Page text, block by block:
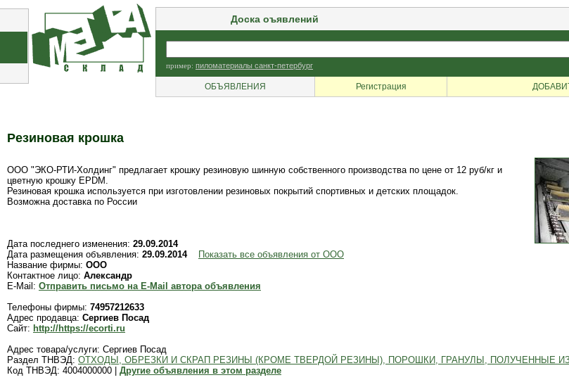
Доска оъявлений
пример: пиломатериалы санкт-петербург
ОБЪЯВЛЕНИЯ Регистрация
Резиновая крошка
ООО "ЭКО-РТИ-Холдинг" предлагает крошку резиновую шинную собственного производства по цене от 12 руб/кг и
цветную крошку EPDM.
Резиновая крошка используется при изготовлении резиновых покрытий спортивных и детских площадок.
Возможна доставка по России
Дата последнего изменения: 29.09.2014
Дата размещения объявления: 29.09.2014
Показать все объявления от ООО
Название фирмы: ООО
Контактное лицо: Александр
E-Mail: Отправить письмо на E-Mail автора объявления
Телефоны фирмы: 74957212633
Адрес продавца: Сергиев Посад
Сайт: http://https://ecorti.ru
Адрес товара/услуги: Сергиев Посад
Раздел ТНВЭД: ОТХОДЫ, ОБРЕЗКИ И СКРАП РЕЗИНЫ (КРОМЕ ТВЕРДОЙ РЕЗИНЫ), ПОРОШКИ, ГРАНУЛЫ, ПОЛУЧЕННЫЕ
Код ТНВЭД: 4004000000 | Другие объявления в этом разделе